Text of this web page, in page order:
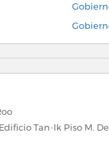
Tan-Ik Piso M.